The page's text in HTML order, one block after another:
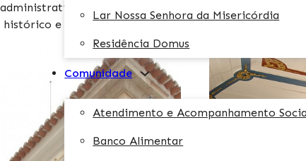
Lar Nossa Senhora da Misericórdia
Residência Domus
Comunidade
Atendimento e Acompanhamento
Banco Alimentar
da instituição. No primeiro piso
e a provedoria.